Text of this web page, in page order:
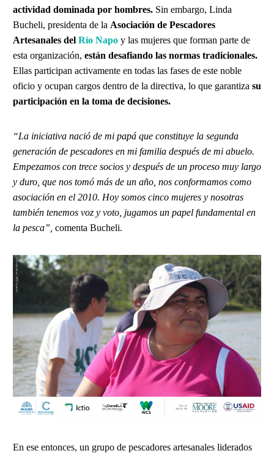
actividad dominada por hombres. Sin embargo, Linda
Bucheli, presidenta de la Asociación de Pescadores
Artesanales del Río Napo y las mujeres que forman parte de
esta organización, están desafiando las normas tradicionales.
Ellas participan activamente en todas las fases de este noble
oficio y ocupan cargos dentro de la directiva, lo que garantiza su
participación en la toma de decisiones.
“La iniciativa nació de mi papá que constituye la segunda
generación de pescadores en mi familia después de mi abuelo.
Empezamos con trece socios y después de un proceso muy largo
y duro, que nos tomó más de un año, nos conformamos como
asociación en el 2010. Hoy somos cinco mujeres y nosotras
también tenemos voz y voto, jugamos un papel fundamental en
la pesca”, comenta Bucheli.
En ese entonces, un grupo de pescadores artesanales liderados